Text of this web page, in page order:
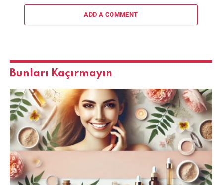
ADD A COMMENT
Bunları Kaçırmayın